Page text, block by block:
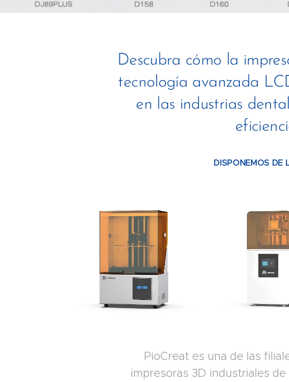
Descubra cómo la
tecnología avanzada
en las industrias
DISPONEMOS DE
PioCreat es una de las
impresoras 3D industriales